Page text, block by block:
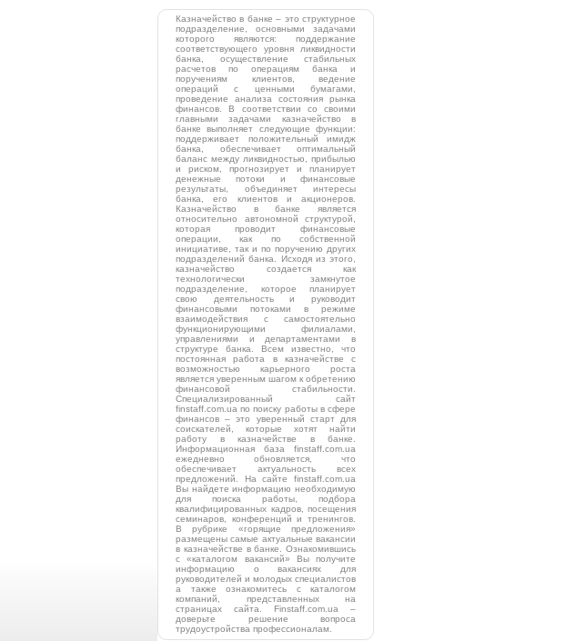
Казначейство в банке – это структурное
подразделение, основными задачами
которого являются: поддержание
соответствующего уровня ликвидности
банка, осуществление стабильных
расчетов по операциям банка и
поручениям клиентов, ведение
операций с ценными бумагами,
проведение анализа состояния рынка
финансов. В соответствии со своими
главными задачами казначейство в
банке выполняет следующие функции:
поддерживает положительный имидж
банка, обеспечивает оптимальный
баланс между ликвидностью, прибылью
и риском, прогнозирует и планирует
денежные потоки и финансовые
результаты, объединяет интересы
банка, его клиентов и акционеров.
Казначейство в банке является
относительно автономной структурой,
которая проводит финансовые
операции, как по собственной
инициативе, так и по поручению других
подразделений банка. Исходя из этого,
казначейство создается как
технологически замкнутое
подразделение, которое планирует
свою деятельность и руководит
финансовыми потоками в режиме
взаимодействия с самостоятельно
функционирующими филиалами,
управлениями и департаментами в
структуре банка. Всем известно, что
постоянная работа в казначействе с
возможностью карьерного роста
является уверенным шагом к обретению
финансовой стабильности.
Специализированный сайт
finstaff.com.ua по поиску работы в сфере
финансов – это уверенный старт для
соискателей, которые хотят найти
работу в казначействе в банке.
Информационная база finstaff.com.ua
ежедневно обновляется, что
обеспечивает актуальность всех
предложений. На сайте finstaff.com.ua
Вы найдете информацию необходимую
для поиска работы, подбора
квалифицированных кадров, посещения
семинаров, конференций и тренингов.
В рубрике «горящие предложения»
размещены самые актуальные вакансии
в казначействе в банке. Ознакомившись
с «каталогом вакансий» Вы получите
информацию о вакансиях для
руководителей и молодых специалистов
а также ознакомитесь с каталогом
компаний, представленных на
страницах сайта. Finstaff.com.ua –
доверьте решение вопроса
трудоустройства профессионалам.